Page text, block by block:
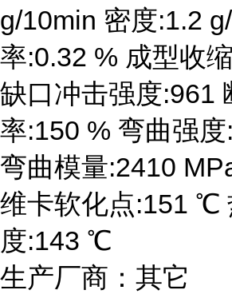
g/10min 密度:1.2
率:0.32 % 成型收
缺口冲击强度:961
率:150 % 弯曲强
弯曲模量:2410
维卡软化点:151 ℃
度:143 ℃
生产厂商：其它